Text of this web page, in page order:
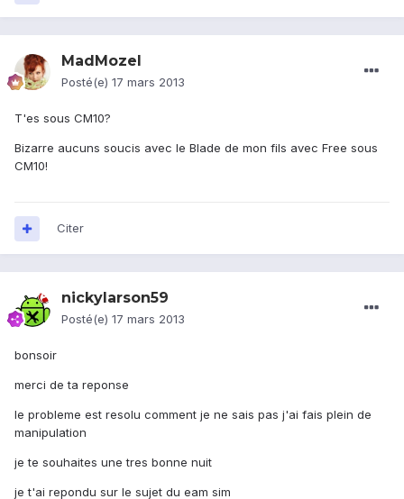
MadMozel
Posté(e) 17 mars 2013
T'es sous CM10?
Bizarre aucuns soucis avec le Blade de mon fils avec Free sous
CM10!
Citer
nickylarson59
Posté(e) 17 mars 2013
bonsoir
merci de ta reponse
le probleme est resolu comment je ne sais pas j'ai fais plein de
manipulation
je te souhaites une tres bonne nuit
je t'ai repondu sur le sujet du eam sim